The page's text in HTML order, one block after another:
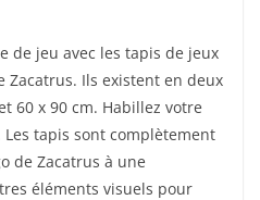
de jeu avec les tapis de jeux
Zacatrus. Ils existent en deux
60 x 90 cm. Habillez votre
tapis sont complètement
de Zacatrus à une
éléments visuels pour